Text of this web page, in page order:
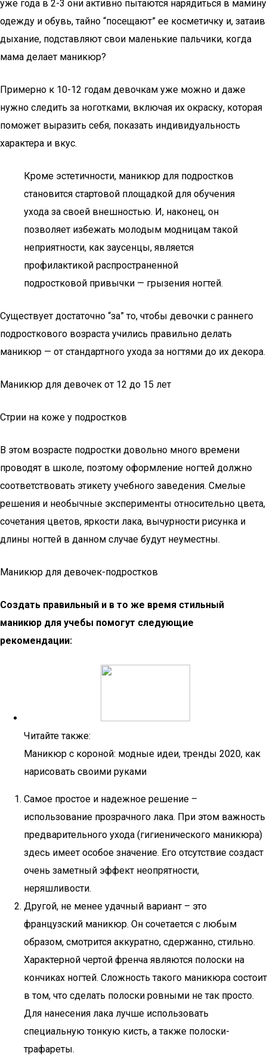
уже года в 2-3 они активно пытаются нарядиться в мамину
одежду и обувь, тайно “посещают” ее косметичку и, затаив
дыхание, подставляют свои маленькие пальчики, когда
мама делает маникюр?
Примерно к 10-12 годам девочкам уже можно и даже
нужно следить за ноготками, включая их окраску, которая
поможет выразить себя, показать индивидуальность
характера и вкус.
Кроме эстетичности, маникюр для подростков
становится стартовой площадкой для обучения
ухода за своей внешностью. И, наконец, он
позволяет избежать молодым модницам такой
неприятности, как заусенцы, является
профилактикой распространенной
подростковой привычки — грызения ногтей.
Существует достаточно “за” то, чтобы девочки с раннего
подросткового возраста учились правильно делать
маникюр — от стандартного ухода за ногтями до их декора.
Маникюр для девочек от 12 до 15 лет
Стрии на коже у подростков
В этом возрасте подростки довольно много времени
проводят в школе, поэтому оформление ногтей должно
соответствовать этикету учебного заведения. Смелые
решения и необычные эксперименты относительно цвета,
сочетания цветов, яркости лака, вычурности рисунка и
длины ногтей в данном случае будут неуместны.
Маникюр для девочек-подростков
Создать правильный и в то же время стильный
маникюр для учебы помогут следующие
рекомендации:
Читайте также:
Маникюр с короной: модные идеи, тренды 2020, как
нарисовать своими руками
Самое простое и надежное решение –
использование прозрачного лака. При этом важность
предварительного ухода (гигиенического маникюра)
здесь имеет особое значение. Его отсутствие создаст
очень заметный эффект неопрятности,
неряшливости.
Другой, не менее удачный вариант – это
французский маникюр. Он сочетается с любым
образом, смотрится аккуратно, сдержанно, стильно.
Характерной чертой френча являются полоски на
кончиках ногтей. Сложность такого маникюра состоит
в том, что сделать полоски ровными не так просто.
Для нанесения лака лучше использовать
специальную тонкую кисть, а также полоски-
трафареты.